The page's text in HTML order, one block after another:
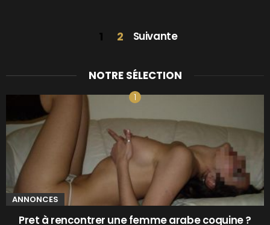
1 2 Suivante
NOTRE SÉLECTION
ANNONCES
Pret à rencontrer une femme arabe coquine ?